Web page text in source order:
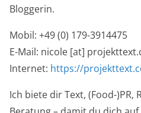
Bloggerin.
Mobil: +49 (0) 179-3914475
E-Mail: nicole [at]
Internet: https://
Ich biete dir Text, (Food-)PR,